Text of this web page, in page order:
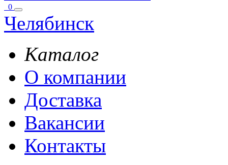
0
Челябинск
Каталог
О компании
Доставка
Вакансии
Контакты